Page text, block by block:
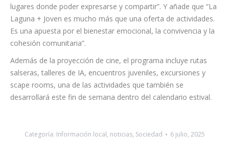
queremos que todos los jóvenes de La Laguna tengan
alternativas de ocio, cuenten con espacios de referencia,
lugares donde poder expresarse y compartir”. Y añade que “La
Laguna + Joven es mucho más que una oferta de actividades.
Es una apuesta por el bienestar emocional, la convivencia y la
cohesión comunitaria”.
Además de la proyección de cine, el programa incluye rutas
salseras, talleres de IA, encuentros juveniles, excursiones y